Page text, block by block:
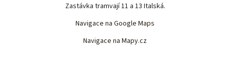
Zastávka tramvají 11 a 13 Italská.
Navigace na Google Maps
Navigace na Mapy.cz